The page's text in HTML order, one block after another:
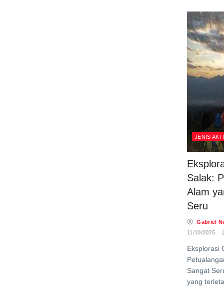
JENIS
Salak:
Alam
Seru
Gabriel
11/10/2025
Eksplorasi
Sangat
yang